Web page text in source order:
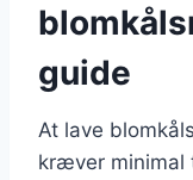
guide
At lave
kræver minimal